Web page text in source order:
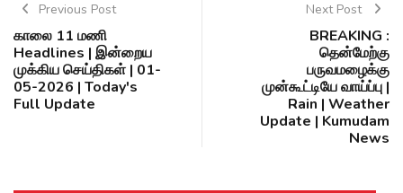
Previous Post
காலை 11 மணி
Headlines | இன்றைய
முக்கிய செய்திகள் | 01-
05-2026 | Today's
Full Update
Next Post
BREAKING :
தென்மேற்கு
பருவமழைக்கு
முன்கூட்டியே வாய்ப்பு |
Rain | Weather
Update | Kumudam
News